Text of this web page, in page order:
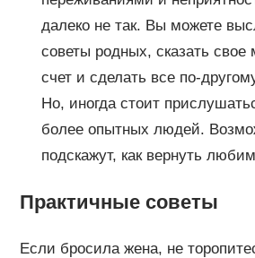
далеко не так. Вы можете
советы родных, сказать свое
счет и сделать все по-
Но, иногда стоит
более опытных людей.
подскажут, как вернуть
Практичные советы
Если бросила жена, не